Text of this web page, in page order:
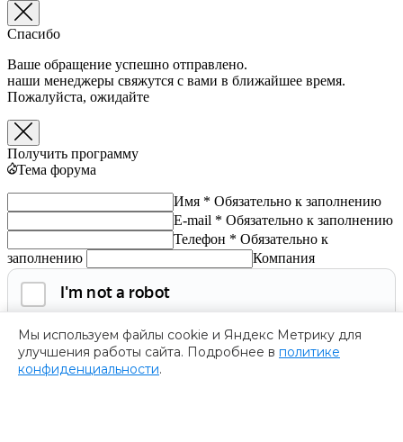
Мы используем файлы cookie и Яндекс Метрику для
улучшения работы сайта. Подробнее в политике
конфиденциальности.
Спасибо
Ваше обращение успешно отправлено.
наши менеджеры свяжутся с вами в ближайшее время.
Пожалуйста, ожидайте
Получить программу
Тема форума
Имя * Обязательно к заполнению
E-mail * Обязательно к заполнению
Телефон * Обязательно к
заполнению
Компания